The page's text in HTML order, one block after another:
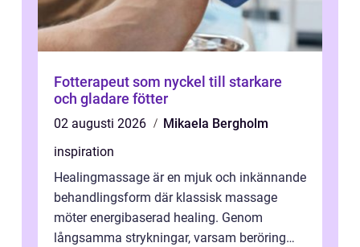
Fotterapeut som nyckel till starkare
och gladare fötter
02 augusti 2026
Mikaela Bergholm
inspiration
Healingmassage är en mjuk och inkännande
behandlingsform där klassisk massage
möter energibaserad healing. Genom
långsamma strykningar, varsam beröring